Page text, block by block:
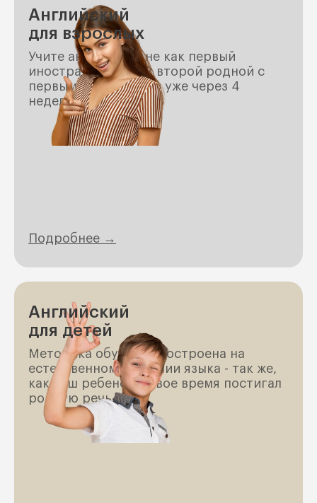
Английский
для взрослых
Учите английский не как первый
иностранный, а как второй родной с
первым результатом уже через 4
недели.
Подробнее →
Английский
для детей
Методика обучения построена на
естественном усвоении языка - так же,
как ваш ребенок в свое время постигал
родную речь.